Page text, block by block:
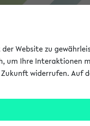
Website zu
um Ihre Interaktionen
widerrufen. Auf